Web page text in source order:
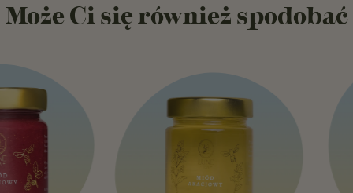
Może Ci się również spodobać
i
d
a